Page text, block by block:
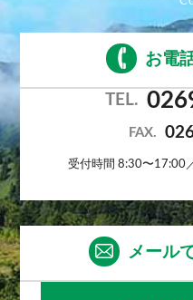
お電
TEL.
FAX.
受付時間 8:30〜17:00
メール